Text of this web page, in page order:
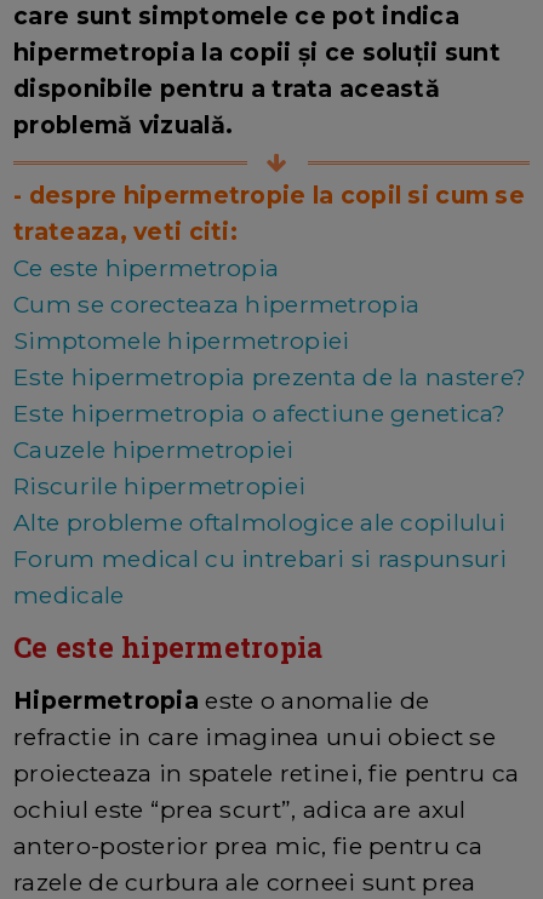
care sunt simptomele ce pot indica
hipermetropia la copii și ce soluții sunt
disponibile pentru a trata această
problemă vizuală.
- despre hipermetropie la copil si cum se
trateaza, veti citi:
Ce este hipermetropia
Cum se corecteaza hipermetropia
Simptomele hipermetropiei
Este hipermetropia prezenta de la nastere?
Este hipermetropia o afectiune genetica?
Cauzele hipermetropiei
Riscurile hipermetropiei
Alte probleme oftalmologice ale copilului
Forum medical cu intrebari si raspunsuri
medicale
Ce este hipermetropia
Hipermetropiaeste o anomalie de
refractie in care imaginea unui obiect se
proiecteaza in spatele retinei, fie pentru ca
ochiul este “prea scurt”, adica are axul
antero-posterior prea mic, fie pentru ca
razele de curbura ale corneei sunt prea